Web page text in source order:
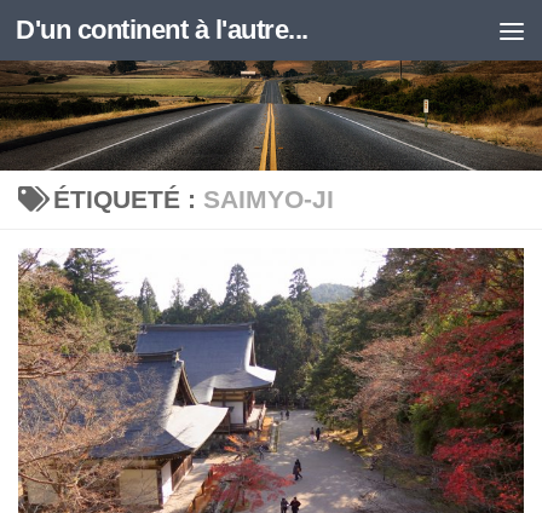
Skip to content
D'un continent à l'autre...
ÉTIQUETÉ : SAIMYO-JI